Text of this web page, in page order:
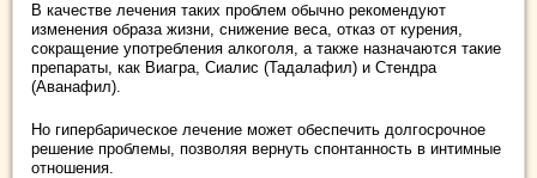
В качестве лечения таких проблем обычно рекомендуют
изменения образа жизни, снижение веса, отказ от курения,
сокращение употребления алкоголя, а также назначаются такие
препараты, как Виагра, Сиалис (Тадалафил) и Стендра
(Аванафил).
Но гипербарическое лечение может обеспечить долгосрочное
решение проблемы, позволяя вернуть спонтанность в интимные
отношения.